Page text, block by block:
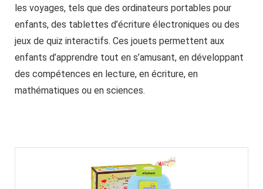
les voyages, tels que des ordinateurs portables pour
enfants, des tablettes d’écriture électroniques ou des
jeux de quiz interactifs. Ces jouets permettent aux
enfants d’apprendre tout en s’amusant, en développant
des compétences en lecture, en écriture, en
mathématiques ou en sciences.